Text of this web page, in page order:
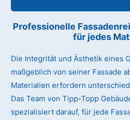
Professionelle
für jedes
Die Integrität und Ästhetik eines
maßgeblich von seiner Fassade
Materialien erfordern
Das Team von Tipp-Topp
spezialisiert darauf, für jede